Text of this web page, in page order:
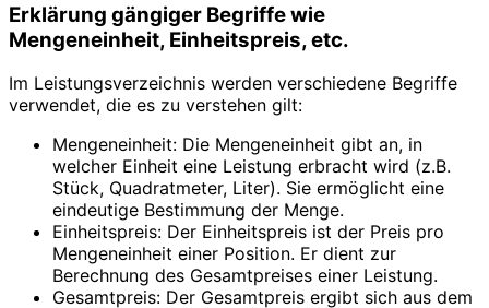
Erklärung gängiger Begriffe wie
Mengeneinheit, Einheitspreis, etc.
Im Leistungsverzeichnis werden verschiedene Begriffe
verwendet, die es zu verstehen gilt:
Mengeneinheit: Die Mengeneinheit gibt an, in
welcher Einheit eine Leistung erbracht wird (z.B.
Stück, Quadratmeter, Liter). Sie ermöglicht eine
eindeutige Bestimmung der Menge.
Einheitspreis: Der Einheitspreis ist der Preis pro
Mengeneinheit einer Position. Er dient zur
Berechnung des Gesamtpreises einer Leistung.
Gesamtpreis: Der Gesamtpreis ergibt sich aus dem